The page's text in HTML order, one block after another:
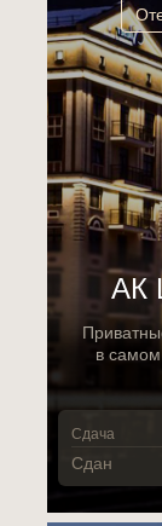
Сдан
Сдача
в самом
АК